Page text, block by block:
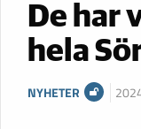
De har
hela
NYHETER